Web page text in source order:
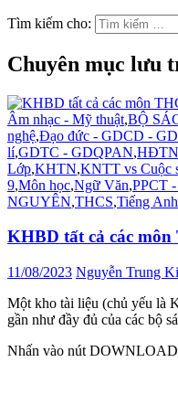
Tìm kiếm cho:
Chuyên mục lưu
Âm nhạc - Mỹ thuật,BỘ
nghệ,Đạo đức - GDCD -
lí,GDTC - GDQPAN,
Lớp,KHTN,KNTT vs Cuộc
9,Môn học,Ngữ Văn,PPCT
NGUYÊN,THCS,Tiếng Anh
KHBD tất cả các
11/08/2023 Nguyễn Trung
Một kho tài liệu (chủ yếu là
gần như đầy đủ của các bộ
Nhấn vào nút DOWNLOAD